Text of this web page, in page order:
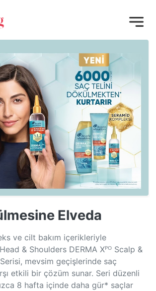
Elveda
ve cilt bakım içerikleriyle
& Shoulders DERMA Xᴾᴼ Scalp &
mevsim geçişlerinde saç
etkili bir çözüm sunar. Seri düzenli
8 hafta içinde daha gür* saçlar